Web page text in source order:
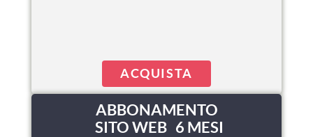
ACQUISTA
ABBONAMENTO
SITO WEB 6 MESI